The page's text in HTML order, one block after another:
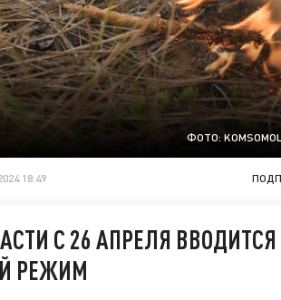
ФОТО:
18:49
С 26 АПРЕЛЯ
РЕЖИМ